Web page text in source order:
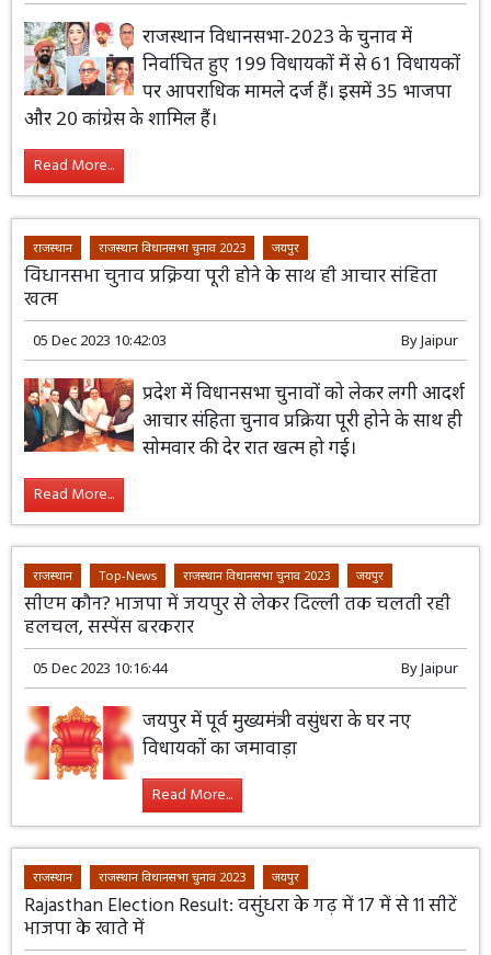
राजस्थान विधानसभा-2023 के चुनाव में
निर्वाचित हुए 199 विधायकों में से 61 विधायकों
पर आपराधिक मामले दर्ज हैं। इसमें 35 भाजपा
और 20 कांग्रेस के शामिल हैं।
Read More...
राजस्थान राजस्थान विधानसभा चुनाव 2023 जयपुर
विधानसभा चुनाव प्रक्रिया पूरी होने के साथ ही आचार संहिता
खत्म
05 Dec 2023 10:42:03 ByJaipur
प्रदेश में विधानसभा चुनावों को लेकर लगी आदर्श
आचार संहिता चुनाव प्रक्रिया पूरी होने के साथ ही
सोमवार की देर रात खत्म हो गई।
Read More...
राजस्थान Top-News राजस्थान विधानसभा चुनाव 2023 जयपुर
सीएम कौन? भाजपा में जयपुर से लेकर दिल्ली तक चलती रही
हलचल, सस्पेंस बरकरार
05 Dec 2023 10:16:44 ByJaipur
जयपुर में पूर्व मुख्यमंत्री वसुंधरा के घर नए
विधायकों का जमावाड़ा
Read More...
राजस्थान राजस्थान विधानसभा चुनाव 2023 जयपुर
Rajasthan Election Result: वसुंधरा के गढ़ में 17 में से 11 सीटें
भाजपा के खाते में